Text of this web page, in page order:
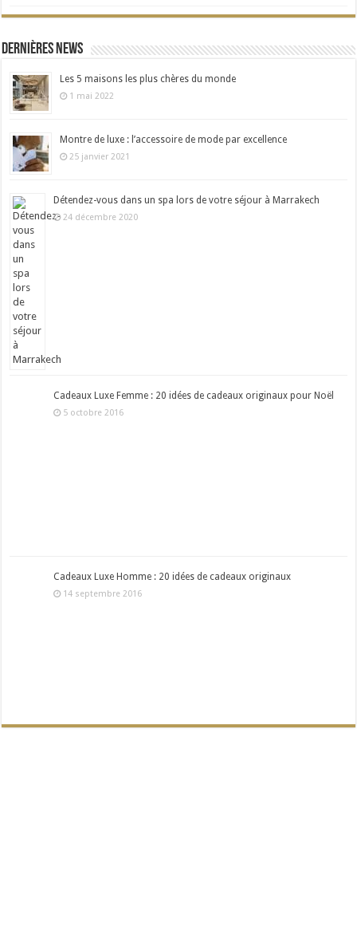
Dernières news
Les 5 maisons les plus chères du monde
1 mai 2022
Montre de luxe : l’accessoire de mode par excellence
25 janvier 2021
Détendez-vous dans un spa lors de votre séjour à Marrakech
24 décembre 2020
Cadeaux Luxe Femme : 20 idées de cadeaux originaux pour Noël
5 octobre 2016
Cadeaux Luxe Homme : 20 idées de cadeaux originaux
14 septembre 2016